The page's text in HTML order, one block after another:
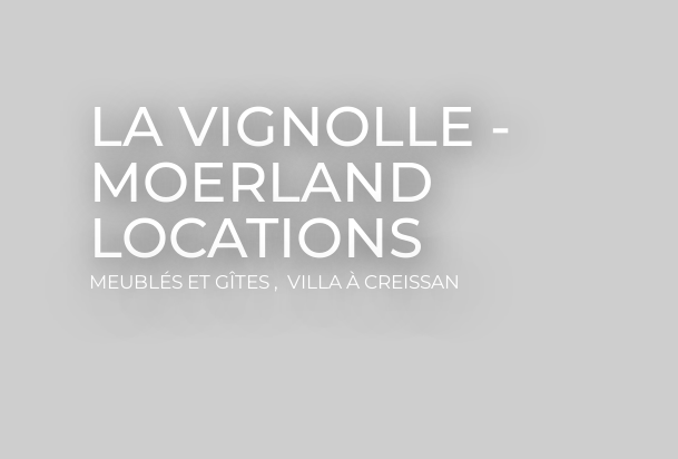
LA VIGNOLLE -
MOERLAND
LOCATIONS
MEUBLÉS ET GÎTES , VILLA À CREISSAN